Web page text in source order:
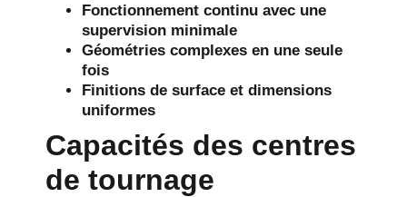
Fonctionnement continu avec une
supervision minimale
Géométries complexes en une seule
fois
Finitions de surface et dimensions
uniformes
Capacités des centres
de tournage